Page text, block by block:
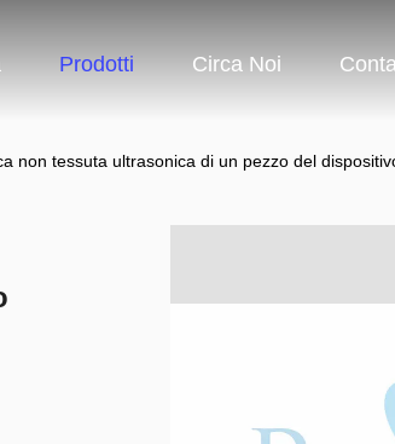
Prodotti Circa Noi
non tessuta ultrasonica di un pezzo del